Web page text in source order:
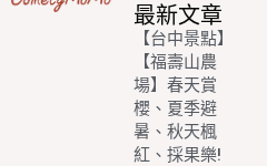
最新文章
【台中景點】
【福壽山農
場】春天賞
櫻、夏季避
暑、秋天楓
紅、採果樂!